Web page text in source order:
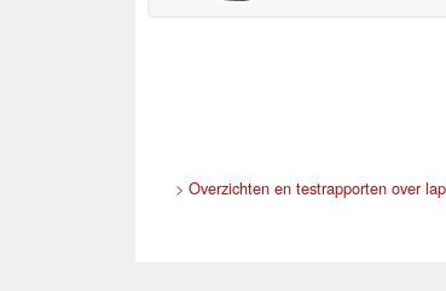
> Overzichten en testrapporten over